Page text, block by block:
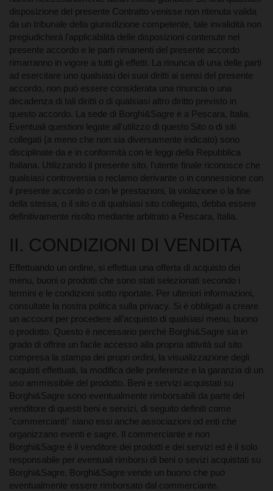
disposizione del presente Contratto venisse non ritenuta valida
da un tribunale della giurisdizione competente, tale invalidità non
pregiudicherà l'applicabilità delle disposizioni contenute nel
presente accordo e le parti rimanenti del presente accordo
rimarranno in vigore a tutti gli effetti. La rinuncia di una delle parti
ad esercitare uno qualsiasi dei suoi diritti ai sensi del presente
accordo, non può essere considerata una rinuncia o una
decadenza di tali diritti o di qualsiasi altro diritto previsto in
questo accordo. La sede di Borghi&Sagre è a Pescara, Italia.
Eventuali questioni legate all'utilizzo di questo Sito o di siti
collegati (a meno che non sia diversamente indicato) sono
disciplinate da e in conformità con le leggi della Repubblica
Italiana. Utilizzando il presente sito, l'utente finale riconosce che
qualsiasi controversia o reclamo derivante o in connessione con
il presente accordo o con le prestazioni, la violazione o la fine
della stessa, o il sito o di qualsiasi sito collegato, debba essere
definitivamente risolto mediante arbitrato a Pescara, Italia.
II. CONDIZIONI DI VENDITA
Effettuando un ordine, si effettua una offerta di acquisto dei
menu, buoni o prodotti che sono stati selezionati secondo i
termini e le condizioni sotto riportate. Per ulteriori informazioni,
consultate la nostra politica sulla privacy. Si è obbligati a creare
un account per procedere all'acquisto di qualsiasi menu, buono
o prodotto. Questo è necessario perché Borghi&Sagre sia in
grado di offrire un facile accesso alla propria attività sul sito
compresa la stampa dei propri ordini, la visualizzazione degli
acquisti effettuati, la modifica delle preferenze e la garanzia di un
uso ammissibile del prodotto. Beni e servizi acquistati su
Borghi&Sagre sono eventualmente rimborsabili da parte del
venditore di questi beni e servizi, di seguito definiti come
"commercianti" siano essi anche associazioni od enti che
organizzano eventi e sagre. Il commerciante e non
Borghi&Sagre è il venditore dei prodotti e dei servizi ed è il solo
responsabile per eventuali rimborsi di beni o sevizi acquistati su
Borghi&Sagre. Borghi&Sagre vende un buono che può
eventualmente essere rimborsato dal commerciante.
1. Termini e condizioni per commercianti di beni e servizi:
L'unico ruolo di Borghi&Sagre è nella transazione fra
commercianti e utenti finali. Borghi&Sagre agisce come un
agente di marketing per la diffusione del buono la cui validità e
condizioni sono regolate esclusivamente dal commerciante:
Borghi&Sagre non ha nessun ruolo sulla natura del buono che è
esclusivamente di competenza del commerciante. L'uso e le
limitazioni dei buoni è determinata dai commercianti e devono
essere contenuti nel buono presentato da Borghi&Sagre. È a
discrezione del commerciante l'eventuale abbinamento del buono
presentato su Borghi&Sagre con altre iniziative promozionali in
corso. Né il commerciante, né Borghi&Sagre possono essere
ritenuti responsabili della perdita o del furto del buono. La
riproduzione, la vendita o il commercio di qualsiasi buono
acquistato tramite Borghi&Sagre sono vietati a meno che non
indicata. Nessun riscatto sarà possibile oltre la data di
utilizzato soltanto per beni o servizi espressamente indicati sul
buono medesimo: non potrà essere utilizzato, per esempio, per
eventuali spese di trasporto.
2. Termini e condizioni supplementari per tutti i prodotti
Borghi&Sagre : Tutti i buoni stampati dal sito Borghi&Sagre o di
qualsiasi sito web collegato, sono dei buoni che vengono offerti
ai clienti al loro valore nominale e sono soggetti ai termini e alle
condizioni di Borghi&Sagre e dei commercianti responsabili in
toto dell'offerta. Il commerciante è il venditore dei beni o dei
servizi che si acquistano. Il titolare e l'emittente di un buono è il
commerciante, che può agire in tutti i settori del mercato:
ristoratore, albergatore, sagre, fornitore di servizi, gestori di
teatro, Spa, eventi sportivi, musei, concerti etc. Quale titolare ed
emittente del buono, il commerciante deve essere pienamente
responsabile di ogni e di tutte le eventuali lesioni, malattie,
danni, reclami, responsabilità e costi subiti da o nei confronti di
un cliente, causati in tutto o in parte dal prodotto, dal servizio,
dall'attività del commerciante, così come per qualsiasi
responsabilità derivante dalla proprietà del buono. Ogni tipo di
buono è, previo accordo con il commerciante, rimborsabile e non
può essere riscattato in modo incrementale. Secondo le leggi